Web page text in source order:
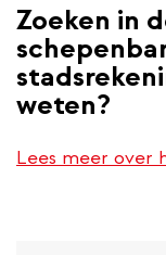
Zoeken in
weten?
Lees meer over